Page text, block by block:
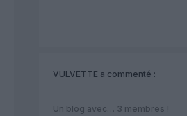
VULVETTE a commenté :
Un blog avec… 3 membres !